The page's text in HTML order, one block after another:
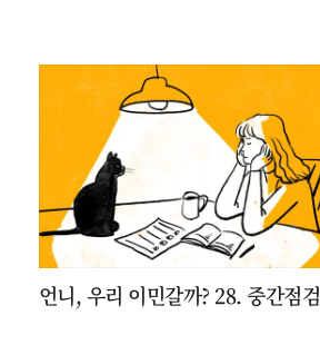
언니, 우리 이민갈까? 28. 중간점검